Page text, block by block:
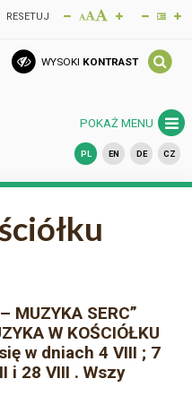
RESETUJ
WYSOKI KONTRAST
POKAŻ MENU
PL EN DE CZ
MUZYKA SERC”
W KOŚCIÓŁKU
w dniach 4 VIII ; 7
i 28 VIII . Wszy